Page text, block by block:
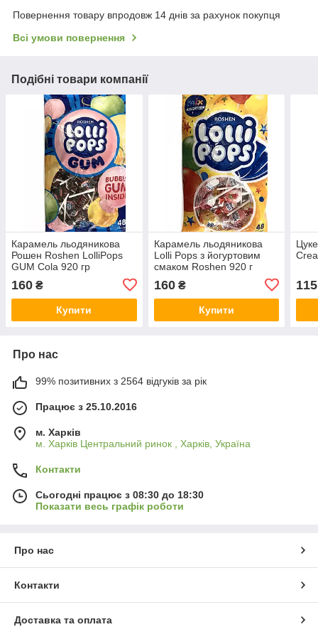
Повернення товару впродовж 14 днів за рахунок покупця
Всі умови повернення
Подібні товари компанії
Карамель льодяникова
Рошен Roshen LolliPops
GUM Cola 920 гр
160 ₴
Купити
Карамель льодяникова
Lolli Pops з йогуртовим
смаком Roshen 920 г
160₴
Купити
115
Про нас
99% позитивних з 2564 відгуків за рік
Працює з 25.10.2016
м. Харків
м. Харків Центральний ринок , Харків, Україна
Контакти
Сьогодні працює з 08:30 до 18:30
Показати весь графік роботи
Про нас
Контакти
Доставка та оплата